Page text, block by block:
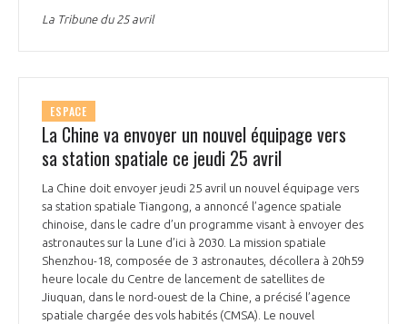
La Tribune du 25 avril
ESPACE
La Chine va envoyer un nouvel équipage vers
sa station spatiale ce jeudi 25 avril
La Chine doit envoyer jeudi 25 avril un nouvel équipage vers
sa station spatiale Tiangong, a annoncé l’agence spatiale
chinoise, dans le cadre d’un programme visant à envoyer des
astronautes sur la Lune d’ici à 2030. La mission spatiale
Shenzhou-18, composée de 3 astronautes, décollera à 20h59
heure locale du Centre de lancement de satellites de
Jiuquan, dans le nord-ouest de la Chine, a précisé l’agence
spatiale chargée des vols habités (CMSA). Le nouvel